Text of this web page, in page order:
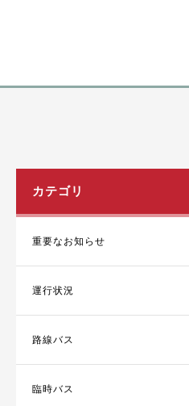
カテゴリ
重要なお知らせ
運行状況
路線バス
臨時バス